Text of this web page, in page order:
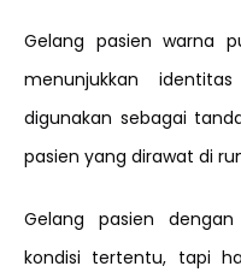
Gelang pasien warna
menunjukkan
digunakan sebagai
pasien yang dirawat di
Gelang pasien
kondisi tertentu, tapi